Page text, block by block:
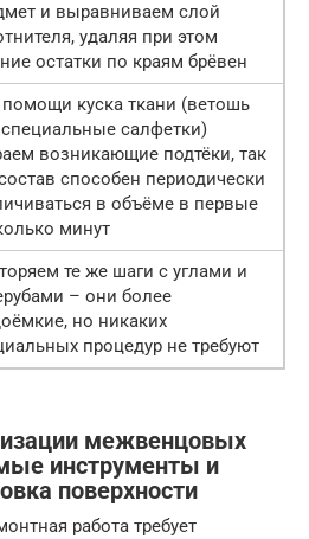
и выравниваем слой
удаляя при этом
остатки по краям брёвен
куска ткани (ветошь
салфетки)
возникающие подтёки, так
способен периодически
в объёме в первые
минут
те же шаги с углами и
– они более
но никаких
процедур не требуют
межвенцовых
инструменты и
поверхности
работа требует